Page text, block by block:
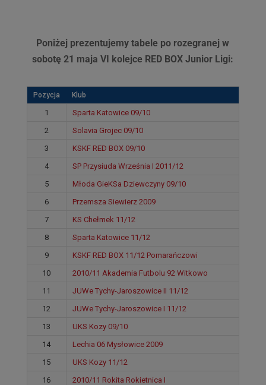
Poniżej prezentujemy tabele po rozegranej w
sobotę 21 maja VI kolejce RED BOX Junior Ligi:
Pozycja Klub
1
Sparta Katowice 09/10
2
Solavia Grojec 09/10
3
KSKF RED BOX 09/10
4
SP Przysiuda Września I 2011/12
5
Młoda GieKSa Dziewczyny 09/10
6
Przemsza Siewierz 2009
7
KS Chełmek 11/12
8
Sparta Katowice 11/12
9
KSKF RED BOX 11/12 Pomarańczowi
10
2010/11 Akademia Futbolu 92 Witkowo
11
JUWe Tychy-Jaroszowice II 11/12
12
JUWe Tychy-Jaroszowice I 11/12
13
UKS Kozy 09/10
14
Lechia 06 Mysłowice 2009
15
UKS Kozy 11/12
16
2010/11 Rokita Rokietnica I